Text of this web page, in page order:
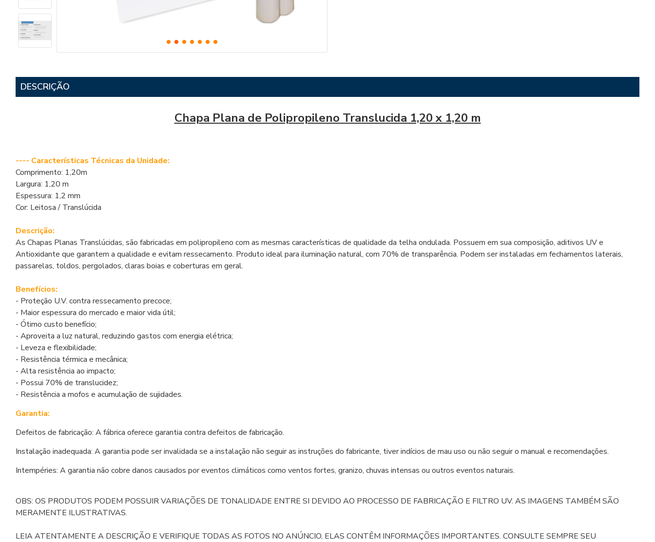
DESCRIÇÃO
Chapa Plana de Polipropileno Translucida 1,20 x 1,20 m
---- Características Técnicas da Unidade:
Comprimento: 1,20m
Largura: 1,20 m
Espessura: 1,2 mm
Cor: Leitosa / Translúcida
Descrição:
As Chapas Planas Translúcidas, são fabricadas em polipropileno com as mesmas características de qualidade da telha ondulada. Possuem em sua composição, aditivos UV e
Antioxidante que garantem a qualidade e evitam ressecamento. Produto ideal para iluminação natural, com 70% de transparência. Podem ser instaladas em fechamentos laterais,
passarelas, toldos, pergolados, claras boias e coberturas em geral.
Benefícios:
- Proteção U.V. contra ressecamento precoce;
- Maior espessura do mercado e maior vida útil;
- Ótimo custo benefício;
- Aproveita a luz natural, reduzindo gastos com energia elétrica;
- Leveza e flexibilidade;
- Resistência térmica e mecânica;
- Alta resistência ao impacto;
- Possui 70% de translucidez;
- Resistência a mofos e acumulação de sujidades.
Garantia:
Defeitos de fabricação: A fábrica oferece garantia contra defeitos de fabricação.
Instalação inadequada: A garantia pode ser invalidada se a instalação não seguir as instruções do fabricante, tiver indícios de mau uso ou não seguir o manual e recomendações.
Intempéries: A garantia não cobre danos causados por eventos climáticos como ventos fortes, granizo, chuvas intensas ou outros eventos naturais.
OBS: OS PRODUTOS PODEM POSSUIR VARIAÇÕES DE TONALIDADE ENTRE SI DEVIDO AO PROCESSO DE FABRICAÇÃO E FILTRO UV. AS IMAGENS TAMBÉM SÃO
MERAMENTE ILUSTRATIVAS.
LEIA ATENTAMENTE A DESCRIÇÃO E VERIFIQUE TODAS AS FOTOS NO ANÚNCIO, ELAS CONTÊM INFORMAÇÕES IMPORTANTES. CONSULTE SEMPRE SEU